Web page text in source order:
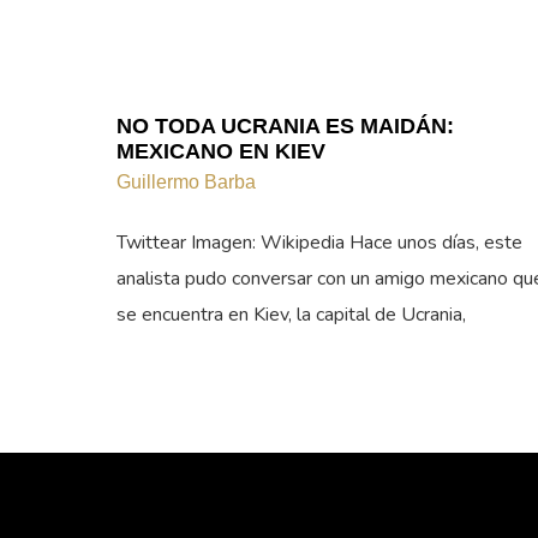
NO TODA UCRANIA ES MAIDÁN:
MEXICANO EN KIEV
Guillermo Barba
Twittear Imagen: Wikipedia Hace unos días, este
analista pudo conversar con un amigo mexicano
se encuentra en Kiev, la capital de Ucrania,